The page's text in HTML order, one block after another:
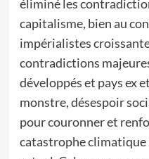
éliminé les
capitalisme, bien au
impérialistes
contradictions
développés et pays ex
monstre, désespoir
pour couronner et
catastrophe climatique